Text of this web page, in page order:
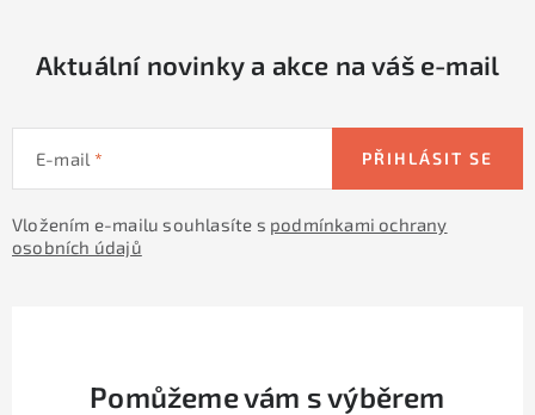
Aktuální novinky a akce na váš e-mail
E-mail
Vložením e-mailu souhlasíte s podmínkami ochrany
osobních údajů
PŘIHLÁSIT SE
Pomůžeme vám s výběrem